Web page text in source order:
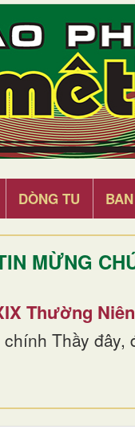
DÒNG TU
MỪNG
Thường
chính Thầy đây,